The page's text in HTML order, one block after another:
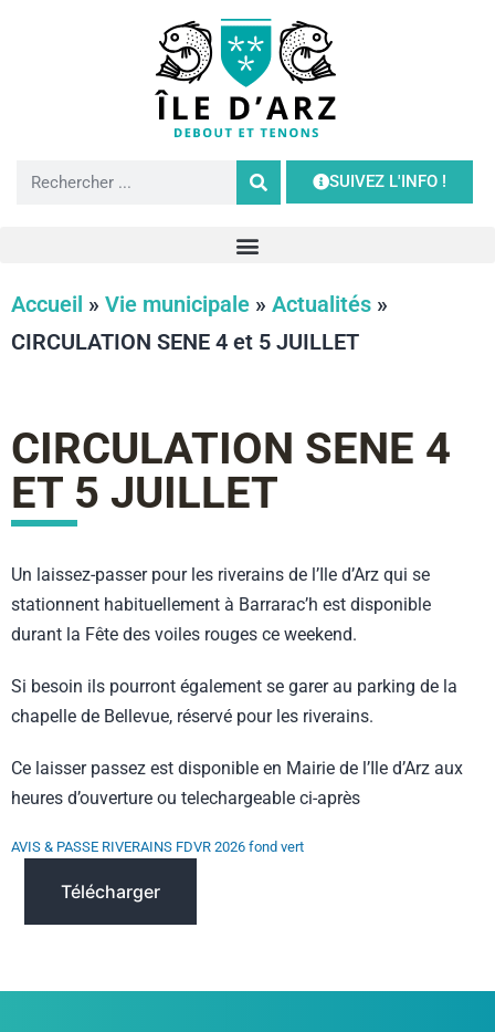
SUIVEZ L'INFO !
Accueil » Vie municipale » Actualités »
CIRCULATION SENE 4 et 5 JUILLET
CIRCULATION SENE 4
ET 5 JUILLET
Un laissez-passer pour les riverains de l’Ile d’Arz qui se
stationnent habituellement à Barrarac’h est disponible
durant la Fête des voiles rouges ce weekend.
Si besoin ils pourront également se garer au parking de la
chapelle de Bellevue, réservé pour les riverains.
Ce laisser passez est disponible en Mairie de l’Ile d’Arz aux
heures d’ouverture ou telechargeable ci-après
AVIS & PASSE RIVERAINS FDVR 2026 fond vert
Télécharger